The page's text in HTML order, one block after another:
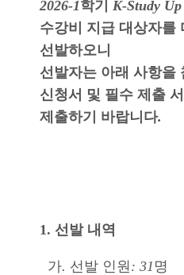
2026-1학기 K-Study Up
수강비 지급 대상자를
선발하오니
선발자는 아래 사항을
신청서 및 필수 제출
제출하기 바랍니다.
1. 선발 내역
가. 선발 인원 : 31 명